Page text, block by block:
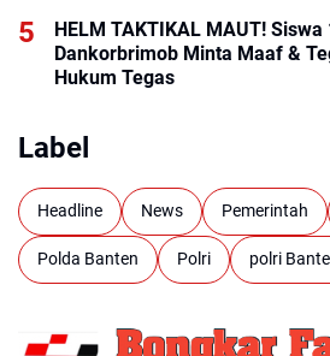
HELM TAKTIKAL MAUT! Siswa
Dankorbrimob Minta Maaf &
Hukum Tegas
Label
Headline News Pemerintah
Polda Banten Polri polri